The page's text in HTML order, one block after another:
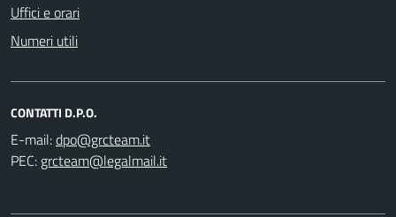
Uffici e orari
Numeri utili
CONTATTI D.P.O.
E-mail:
PEC: